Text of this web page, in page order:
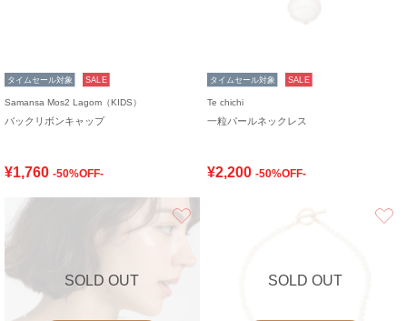
タイムセール対象 SALE
Samansa Mos2 Lagom（KIDS）
バックリボンキャップ
¥1,760 -50%OFF-
タイムセール対象 SALE
Te chichi
一粒パールネックレス
¥2,200 -50%OFF-
SOLD OUT SOLD OUT